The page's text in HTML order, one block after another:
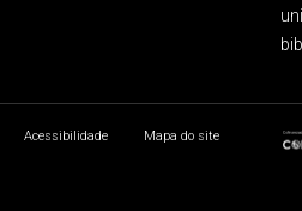
Acessibilidade
Mapa do site